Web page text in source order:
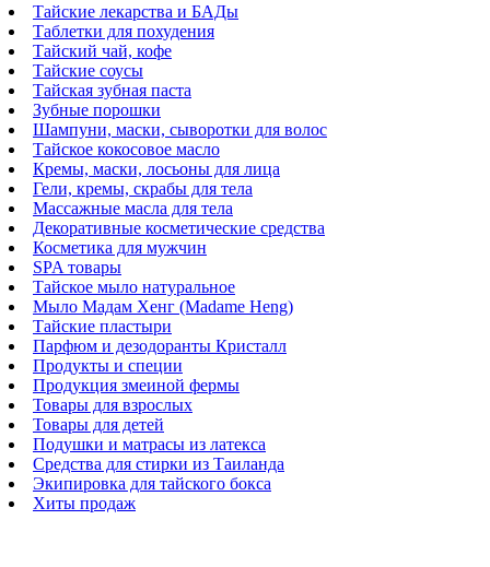
Тайские лекарства и БАДы
Таблетки для похудения
Тайский чай, кофе
Тайские соусы
Тайская зубная паста
Зубные порошки
Шампуни, маски, сыворотки для волос
Тайское кокосовое масло
Кремы, маски, лосьоны для лица
Гели, кремы, скрабы для тела
Массажные масла для тела
Декоративные косметические средства
Косметика для мужчин
SPA товары
Тайское мыло натуральное
Мыло Мадам Хенг (Madame Heng)
Тайские пластыри
Парфюм и дезодоранты Кристалл
Продукты и специи
Продукция змеиной фермы
Товары для взрослых
Товары для детей
Подушки и матрасы из латекса
Средства для стирки из Таиланда
Экипировка для тайского бокса
Хиты продаж